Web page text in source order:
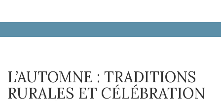
L’AUTOMNE : TRADITIONS
RURALES ET CÉLÉBRATION